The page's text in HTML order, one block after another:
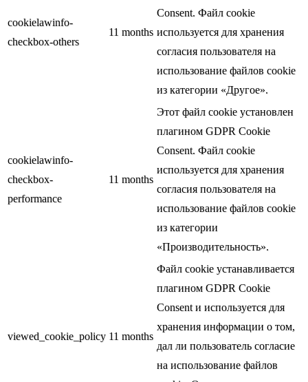
cookielawinfo-
checkbox-others
11 months
Consent. Файл cookie
используется для хранения
согласия пользователя на
использование файлов cookie
из категории «Другое».
cookielawinfo-
checkbox-
performance
11 months
Этот файл cookie установлен
плагином GDPR Cookie
Consent. Файл cookie
используется для хранения
согласия пользователя на
использование файлов cookie
из категории
«Производительность».
viewed_cookie_policy 11 months
Файл cookie устанавливается
плагином GDPR Cookie
Consent и используется для
хранения информации о том,
дал ли пользователь согласие
на использование файлов